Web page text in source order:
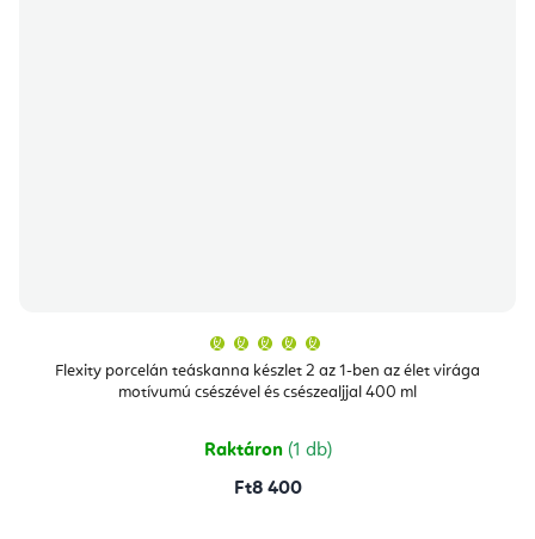
Flexity porcelán teáskanna készlet 2 az 1-ben az élet virága
motívumú csészével és csészealjjal 400 ml
átlagos
értékelése
5-
csillag.
Raktáron (1 db)
Ft8 400